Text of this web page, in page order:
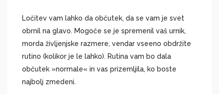
Ločitev vam lahko da občutek, da se vam je svet
obrnil na glavo. Mogoče se je spremenil vaš urnik,
morda življenjske razmere, vendar vseeno obdržite
rutino (kolikor je le lahko). Rutina vam bo dala
občutek »normale« in vas prizemljila, ko boste
najbolj zmedeni.